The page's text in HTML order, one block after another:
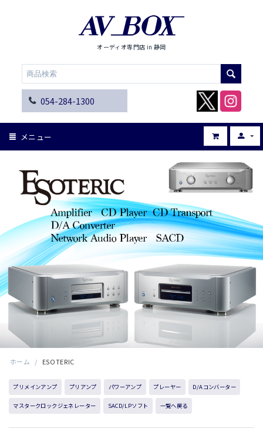
オーディオ専門店 in 静岡
054-284-1300
メニュー
ホーム / ESOTERIC
プリメインアンプ プリアンプ パワーアンプ プレーヤー D/Aコンバーター
マスタークロックジェネレーター SACD/LPソフト 一覧へ戻る